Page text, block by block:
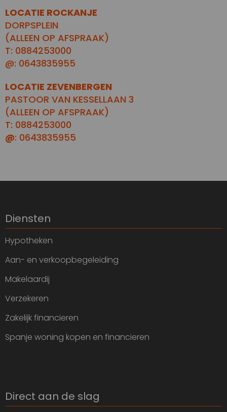
LOCATIE ROCKANJE
DORPSPLEIN
(ALLEEN OP AFSPRAAK)
T: 0884253000
@: 0643835955
LOCATIE ZEVENBERGEN
PASTOOR VAN KESSELLAAN 3
(ALLEEN OP AFSPRAAK)
T: 0884253000
@: 0643835955
Diensten
Hypotheken
Aan- en verkoopbegeleiding
Makelaardij
Verzekeren
Zakelijk financieren
Spanje woning kopen en financieren
Direct aan de slag